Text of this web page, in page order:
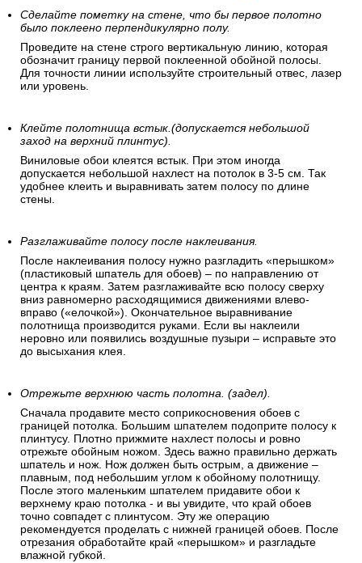
Сделайте пометку на стене, что бы первое полотно
было поклеено перпендикулярно полу.
Проведите на стене строго вертикальную линию, которая
обозначит границу первой поклеенной обойной полосы.
Для точности линии используйте строительный отвес, лазер
или уровень.
Клейте полотнища встык.(допускается небольшой
заход на верхний плинтус).
Виниловые обои клеятся встык. При этом иногда
допускается небольшой нахлест на потолок в 3-5 см. Так
удобнее клеить и выравнивать затем полосу по длине
стены.
Разглаживайте полосу после наклеивания.
После наклеивания полосу нужно разгладить «перышком»
(пластиковый шпатель для обоев) – по направлению от
центра к краям. Затем разглаживайте всю полосу сверху
вниз равномерно расходящимися движениями влево-
вправо («елочкой»). Окончательное выравнивание
полотнища производится руками. Если вы наклеили
неровно или появились воздушные пузыри – исправьте это
до высыхания клея.
Отрежьте верхнюю часть полотна. (задел).
Сначала продавите место соприкосновения обоев с
границей потолка. Большим шпателем подоприте полосу к
плинтусу. Плотно прижмите нахлест полосы и ровно
отрежьте обойным ножом. Здесь важно правильно держать
шпатель и нож. Нож должен быть острым, а движение –
плавным, под небольшим углом к обойному полотнищу.
После этого маленьким шпателем придавите обои к
верхнему краю потолка - и вы увидите, что край обоев
точно совпадет с плинтусом. Эту же операцию
рекомендуется проделать с нижней границей обоев. После
отрезания обработайте край «перышком» и разгладьте
влажной губкой.